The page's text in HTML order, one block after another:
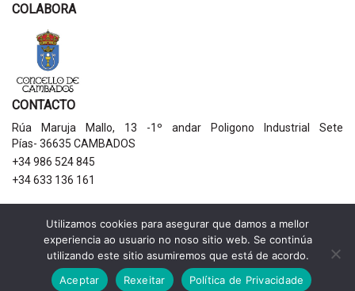
COLABORA
CONTACTO
Rúa Maruja Mallo, 13 -1º andar Poligono Industrial Sete
Pías- 36635 CAMBADOS
+34 986 524 845
+34 633 136 161
AVISOS LEGAIS
Política de privacidade
Aviso legal
Política de cookies
Utilizamos cookies para asegurar que damos a mellor
experiencia ao usuario no noso sitio web. Se continúa
utilizando este sitio asumiremos que está de acordo.
Aceptar
Rexeitar Política de Privacidade